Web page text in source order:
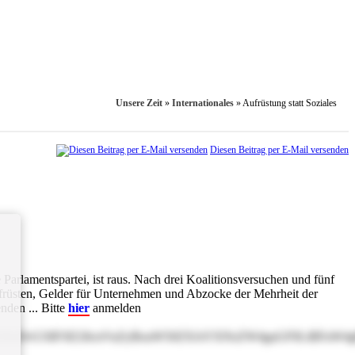
Unsere Zeit » Internationales »Aufrüstung statt Soziales
Diesen Beitrag per E-Mail versenden
ist raus. Nach drei Koalitionsversuchen und fünf
Gelder für Unternehmen und Abzocke der Mehrheit der
... Bitte hier anmelden